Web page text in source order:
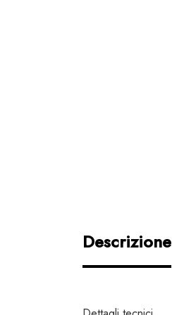
Descrizione